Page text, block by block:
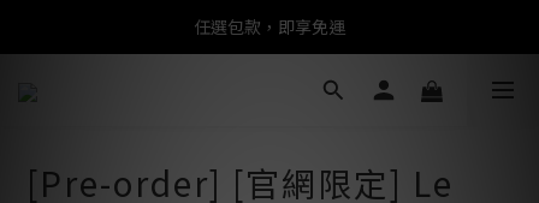
任選包款，即享免運
任選包款，即享免運
限時搶購！指定包款，單件$1200
[Pre-order] [官網限定] Le